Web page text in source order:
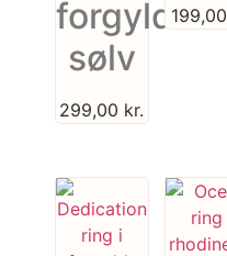
forgyldt
sølv
299,00 kr.
199,00